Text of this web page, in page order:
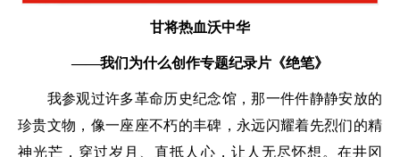
甘将热血沃中华
——我们为什么创作专题纪录片《绝笔》
我参观过许多革命历史纪念馆，那一件件静静安放的
珍贵文物，像一座座不朽的丰碑，永远闪耀着先烈们的精
神光芒，穿过岁月、直抵人心，让人无尽怀想。在井冈